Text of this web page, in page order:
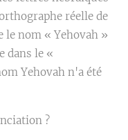
réelle de
le nom « Yehovah »
dans le «
Yehovah n'a été
?